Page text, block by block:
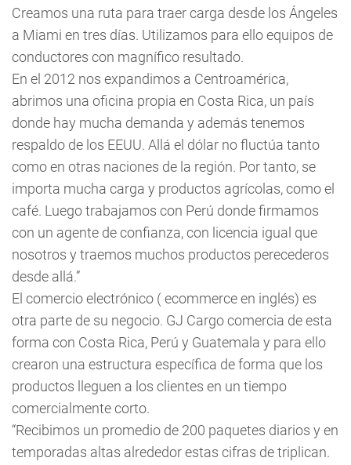
Creamos una ruta para traer carga desde los Ángeles
a Miami en tres días. Utilizamos para ello equipos de
conductores con magnífico resultado.
En el 2012 nos expandimos a Centroamérica,
abrimos una oficina propia en Costa Rica, un país
donde hay mucha demanda y además tenemos
respaldo de los EEUU. Allá el dólar no fluctúa tanto
como en otras naciones de la región. Por tanto, se
importa mucha carga y productos agrícolas, como el
café. Luego trabajamos con Perú donde firmamos
con un agente de confianza, con licencia igual que
nosotros y traemos muchos productos perecederos
desde allá.”
El comercio electrónico ( ecommerce en inglés) es
otra parte de su negocio. GJ Cargo comercia de esta
forma con Costa Rica, Perú y Guatemala y para ello
crearon una estructura específica de forma que los
productos lleguen a los clientes en un tiempo
comercialmente corto.
“Recibimos un promedio de 200 paquetes diarios y en
temporadas altas alrededor estas cifras de triplican.